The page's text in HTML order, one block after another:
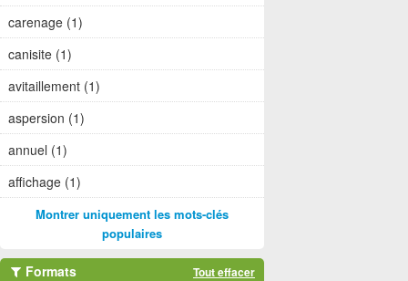
carenage (1)
canisite (1)
avitaillement (1)
aspersion (1)
annuel (1)
affichage (1)
Montrer uniquement les mots-clés
populaires
Formats Tout effacer